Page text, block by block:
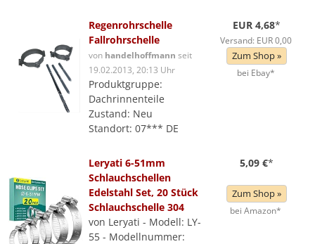
Regenrohrschelle
Fallrohrschelle
von handelhoffmann seit
19.02.2013, 20:13 Uhr
Produktgruppe:
Dachrinnenteile
Zustand: Neu
Standort: 07*** DE
EUR 4,68*
Versand: EUR 0,00
Zum Shop »
bei Ebay*
Leryati 6-51mm
Schlauchschellen
Edelstahl Set, 20 Stück
Schlauchschelle 304
von Leryati - Modell: LY-
55 - Modellnummer:
5,09 €*
Zum Shop »
bei Amazon*